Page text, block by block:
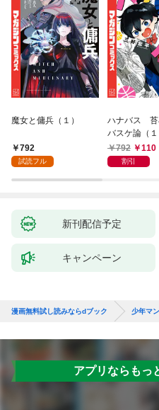
魔女と傭兵（１）
792
試読フル
ハナバス 苔
バスケ論（１
792
110
割引
新刊配信予定
キャンペーン
漫画無料試し読みならdブック 少年マ
アプリならもっ